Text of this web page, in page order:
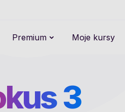
Premium Moje kursy
3